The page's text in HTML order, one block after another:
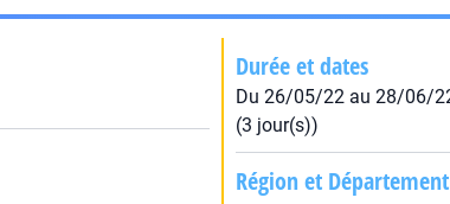
Durée et dates
Du 26/05/22 au 28/06/
(3 jour(s))
Région et Département